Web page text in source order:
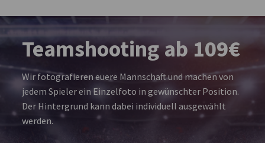
Teamshooting ab 109€
Wir fotografieren euere Mannschaft und machen von
jedem Spieler ein Einzelfoto in gewünschter Position.
Der Hintergrund kann dabei individuell ausgewählt
werden.